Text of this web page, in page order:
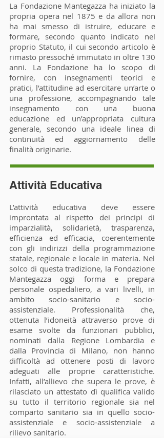
La Fondazione Mantegazza ha iniziato la
propria opera nel 1875 e da allora non
ha mai smesso di istruire, educare e
formare, secondo quanto indicato nel
proprio Statuto, il cui secondo articolo è
rimasto pressoché immutato in oltre 130
anni. La Fondazione ha lo scopo di
fornire, con insegnamenti teorici e
pratici, l’attitudine ad esercitare un’arte o
una professione, accompagnando tale
insegnamento con una buona
educazione ed un’appropriata cultura
generale, secondo una ideale linea di
continuità ed aggiornamento delle
finalità originarie.
Attività Educativa
L’attività educativa deve essere
improntata al rispetto dei principi di
imparzialità, solidarietà, trasparenza,
efficienza ed efficacia, coerentemente
con gli indirizzi della programmazione
statale, regionale e locale in materia. Nel
solco di questa tradizione, la Fondazione
Mantegazza oggi forma e prepara
personale ospedaliero, a vari livelli, in
ambito socio-sanitario e socio-
assistenziale. Professionalità che,
ottenuta l’idoneità attraverso prove di
esame svolte da funzionari pubblici,
nominati dalla Regione Lombardia e
dalla Provincia di Milano, non hanno
difficoltà ad ottenere posti di lavoro
adeguati alle proprie caratteristiche.
Infatti, all’allievo che supera le prove, è
rilasciato un attestato dì qualifica valido
su tutto il territorio regionale sia nel
comparto sanitario sia in quello socio-
assistenziale e socio-assistenziale a
rilievo sanitario.